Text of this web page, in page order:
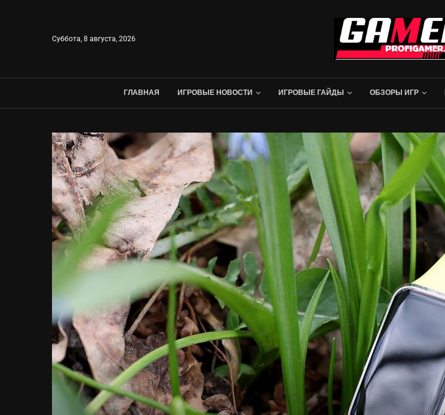
Суббота, 8 августа, 2026
ГЛАВНАЯ ИГРОВЫЕ НОВОСТИ ИГРОВЫЕ ГАЙДЫ ОБЗОРЫ ИГР